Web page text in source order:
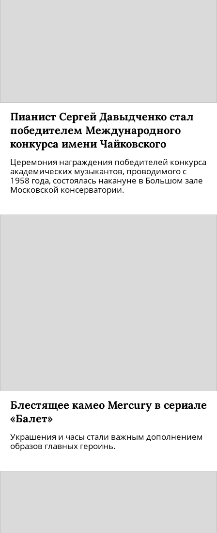
Пианист Сергей Давыдченко стал
победителем Международного
конкурса имени Чайковского
Церемония награждения победителей конкурса
академических музыкантов, проводимого с
1958 года, состоялась накануне в Большом зале
Московской консерватории.
Блестящее камео Mercury в сериале
«Балет»
Украшения и часы стали важным дополнением
образов главных героинь.